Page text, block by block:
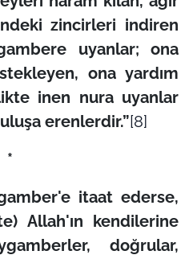
zincirleri indiren
uyanlar; ona
ona yardım
inen nura uyanlar
erenlerdir.”[8]
*
itaat ederse,
Allah'ın kendilerine
doğrular,